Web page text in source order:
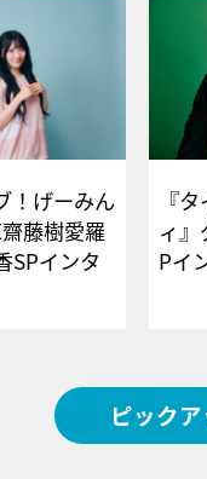
！げーみん
藤樹愛羅
SPインタ
『
ィ
P
ピック